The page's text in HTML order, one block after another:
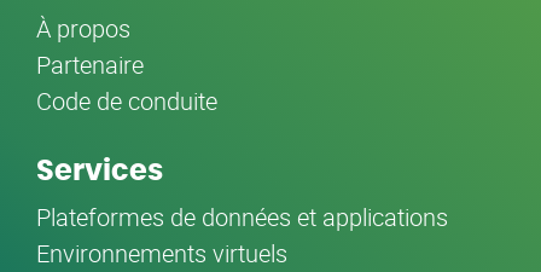
À propos
Partenaire
Code de conduite
Services
Plateformes de données et applications
Environnements virtuels